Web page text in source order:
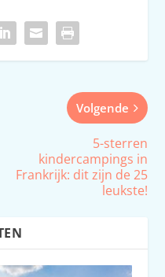
Volgende
5-sterren
kindercampings in
Frankrijk: dit zijn de 25
leukste!